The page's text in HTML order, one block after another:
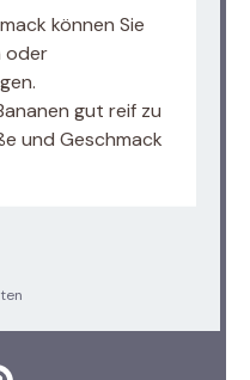
können Sie
oder
gut reif zu
und Geschmack